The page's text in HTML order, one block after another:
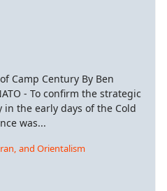
Camp Century By Ben
- To confirm the strategic
the early days of the Cold
was...
and Orientalism